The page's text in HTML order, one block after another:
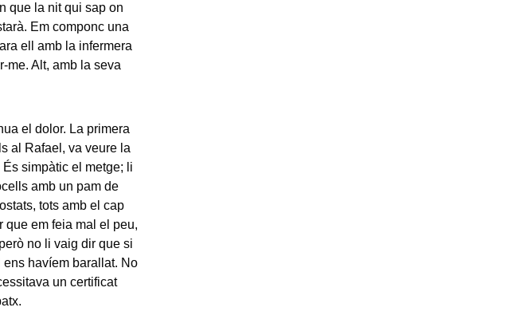
que la nit qui sap on
Em componc una
ell amb la infermera
me. Alt, amb la seva
el dolor. La primera
al Rafael, va veure la
simpàtic el metge; li
amb un pam de
tots amb el cap
que em feia mal el peu,
no li vaig dir que si
havíem barallat. No
un certificat